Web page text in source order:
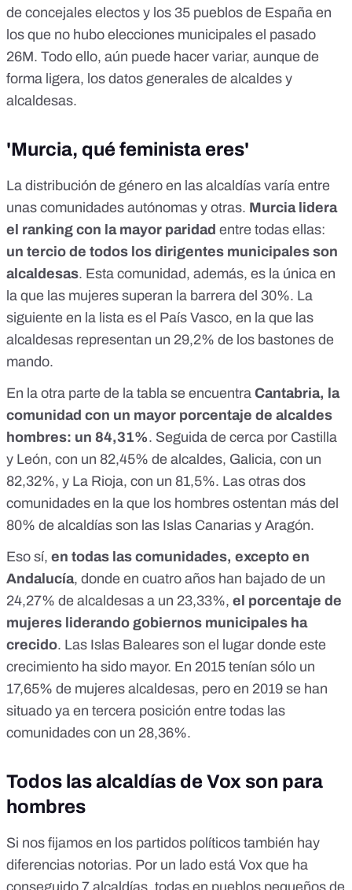
de concejales electos y los 35 pueblos de España en
los que no hubo elecciones municipales el pasado
26M. Todo ello, aún puede hacer variar, aunque de
forma ligera, los datos generales de alcaldes y
alcaldesas.
'Murcia, qué feminista eres'
La distribución de género en las alcaldías varía entre
unas comunidades autónomas y otras. Murcia lidera
el ranking con la mayor paridad entre todas ellas:
un tercio de todos los dirigentes municipales son
alcaldesas. Esta comunidad, además, es la única en
la que las mujeres superan la barrera del 30%. La
siguiente en la lista es el País Vasco, en la que las
alcaldesas representan un 29,2% de los bastones de
mando.
En la otra parte de la tabla se encuentra Cantabria, la
comunidad con un mayor porcentaje de alcaldes
hombres: un 84,31%. Seguida de cerca por Castilla
y León, con un 82,45% de alcaldes, Galicia, con un
82,32%, y La Rioja, con un 81,5%. Las otras dos
comunidades en la que los hombres ostentan más del
80% de alcaldías son las Islas Canarias y Aragón.
Eso sí, en todas las comunidades, excepto en
Andalucía, donde en cuatro años han bajado de un
24,27% de alcaldesas a un 23,33%, el porcentaje de
mujeres liderando gobiernos municipales ha
crecido. Las Islas Baleares son el lugar donde este
crecimiento ha sido mayor. En 2015 tenían sólo un
17,65% de mujeres alcaldesas, pero en 2019 se han
situado ya en tercera posición entre todas las
comunidades con un 28,36%.
Todos las alcaldías de Vox son para
hombres
Si nos fijamos en los partidos políticos también hay
diferencias notorias. Por un lado está Vox que ha